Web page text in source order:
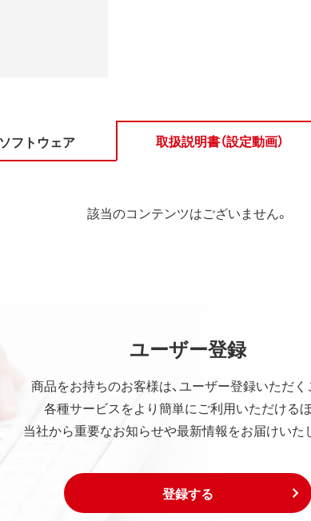
ソフトウェア 取扱説明書（設定動画）
該当のコンテンツはございません。
ユーザー登録
商品をお持ちのお客様は、ユーザー登録いただ
各種サービスをより簡単にご利用いただけるほ
当社から重要なお知らせや最新情報をお届けいた
登録する